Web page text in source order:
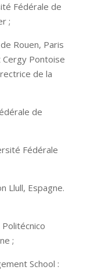
Fédérale de
;
Rouen, Paris
Pontoise
de la
de
Fédérale
Llull, Espagne.
;
School :